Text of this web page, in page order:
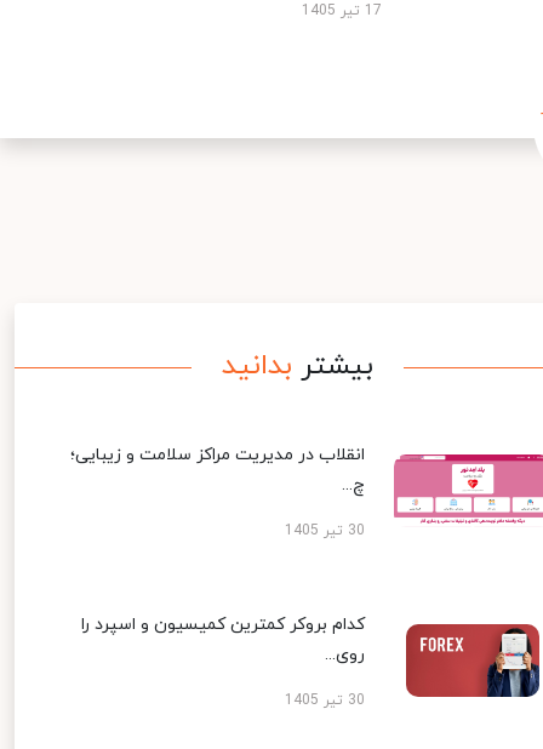
17 تیر 1405
بیشتر بدانید
انقلاب در مدیریت مراکز سلامت و زیبایی؛
چ...
30 تیر 1405
کدام بروکر کمترین کمیسیون و اسپرد را
روی...
30 تیر 1405